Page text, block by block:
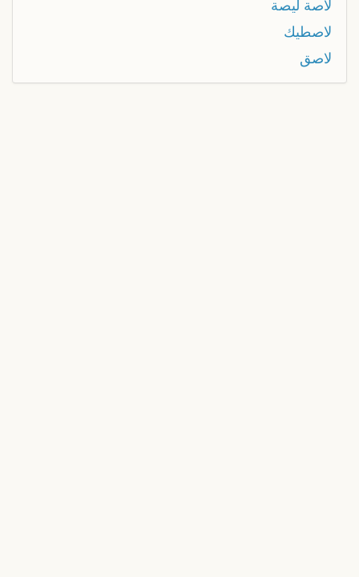
لاصة ليصة
لاصطيك
لاصق